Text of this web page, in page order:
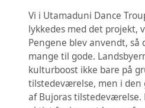
Vi i Utamaduni Dance
lykkedes med det projekt,
Pengene blev anvendt, så
mange til gode.
kulturboost ikke bare på
tilstedeværelse, men i den
af Bujoras tilstedeværelse.